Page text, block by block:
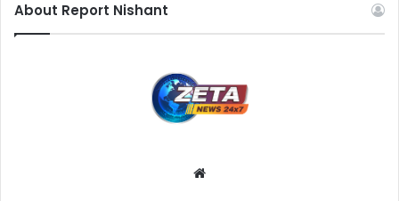
About Report Nishant